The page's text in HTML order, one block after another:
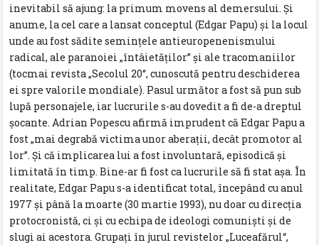
inevitabil să ajung: la primum movens al demersului. Și
anume, la cel care a lansat conceptul (Edgar Papu) și la locul
unde au fost sădite semințele antieuropenenismului
radical, ale paranoiei „întâietăților” și ale tracomaniilor
(tocmai revista „Secolul 20“, cunoscută pentru deschiderea
ei spre valorile mondiale). Pasul următor a fost să pun sub
lupă personajele, iar lucrurile s-au dovedit a fi de-a dreptul
șocante. Adrian Popescu afirmă imprudent că Edgar Papu a
fost „mai degrabă victima unor aberații, decât promotor al
lor”. Și că implicarea lui a fost involuntară, episodică și
limitată în timp. Bine-ar fi fost ca lucrurile să fi stat așa. În
realitate, Edgar Papu s-a identificat total, începând cu anul
1977 și până la moarte (30 martie 1993), nu doar cu direcția
protocronistă, ci și cu echipa de ideologi comuniști și de
slugi ai acestora. Grupați în jurul revistelor „Luceafărul“,